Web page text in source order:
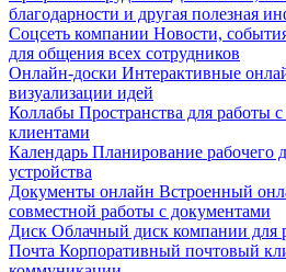
благодарности и другая полезная
Соцсеть компании Новости,
для общения всех сотрудников
Онлайн-доски Интерактивные
визуализации идей
Коллабы Пространства для работы
клиентами
Календарь Планирование рабочего
устройства
Документы онлайн Встроенный
совместной работы с документами
Диск Облачный диск компании для
Почта Корпоративный почтовый